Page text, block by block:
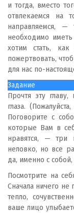
и тогда, вместо
отвлекаемся на
направляемся,
необходимо
хотим стать,
пожертвовать,
для нас по-
Задание
Прочтя эту
глаза.
Поговорите с
которые Вам в
нравятся, — три
неловко, но все
да, именно с
Посмотрите на
Сначала ничего не
тепло,
ваше лицо